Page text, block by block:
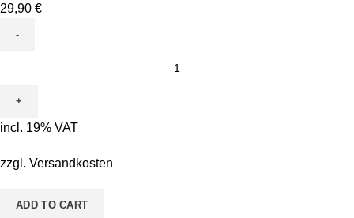
29,90 €
Ausmalen
-
Flora
quantity
incl. 19% VAT
zzgl. Versandkosten
ADD TO CART